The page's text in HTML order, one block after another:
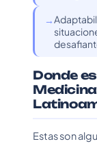
Donde
Estas son